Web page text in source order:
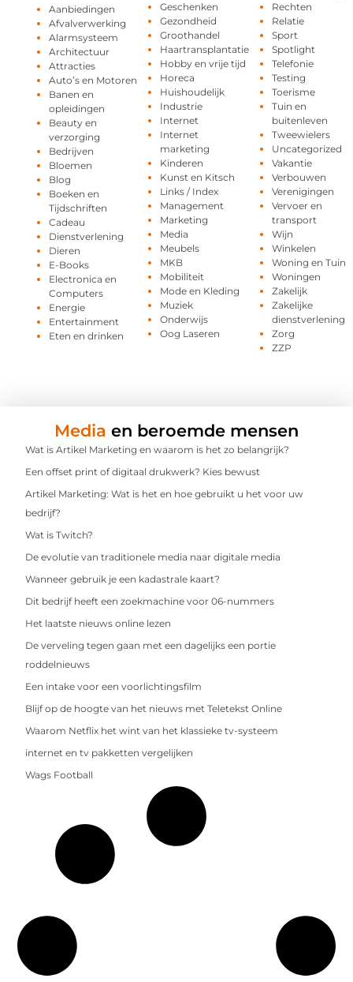
Aanbiedingen
Afvalverwerking
Alarmsysteem
Architectuur
Attracties
Auto’s en Motoren
Banen en
opleidingen
Beauty en
verzorging
Bedrijven
Bloemen
Blog
Boeken en
Tijdschriften
Cadeau
Dienstverlening
Dieren
E-Books
Electronica en
Computers
Energie
Entertainment
Eten en drinken
Geschenken
Gezondheid
Groothandel
Haartransplantatie
Hobby en vrije tijd
Horeca
Huishoudelijk
Industrie
Internet
Internet
marketing
Kinderen
Kunst en Kitsch
Links / Index
Management
Marketing
Media
Meubels
MKB
Mobiliteit
Mode en Kleding
Muziek
Onderwijs
Oog Laseren
Rechten
Relatie
Sport
Spotlight
Telefonie
Testing
Toerisme
Tuin en
buitenleven
Tweewielers
Uncategorized
Vakantie
Verbouwen
Verenigingen
Vervoer en
transport
Wijn
Winkelen
Woning en Tuin
Woningen
Zakelijk
Zakelijke
dienstverlening
Zorg
ZZP
Media en beroemde mensen
Wat is Artikel Marketing en waarom is het zo belangrijk?
Een offset print of digitaal drukwerk? Kies bewust
Artikel Marketing: Wat is het en hoe gebruikt u het voor uw
bedrijf?
Wat is Twitch?
De evolutie van traditionele media naar digitale media
Wanneer gebruik je een kadastrale kaart?
Dit bedrijf heeft een zoekmachine voor 06-nummers
Het laatste nieuws online lezen
De verveling tegen gaan met een dagelijks een portie
roddelnieuws
Een intake voor een voorlichtingsfilm
Blijf op de hoogte van het nieuws met Teletekst Online
Waarom Netflix het wint van het klassieke tv-systeem
internet en tv pakketten vergelijken
Wags Football